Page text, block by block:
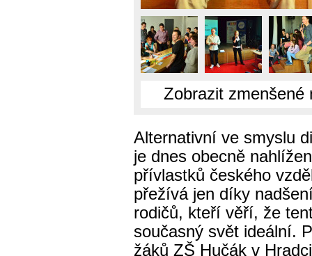
Zobrazit zmenšené
Alternativní ve smyslu
je dnes obecně
přívlastků českého
přežívá jen díky
rodičů, kteří věří, že
současný svět ideální.
žáků ZŠ Hučák v